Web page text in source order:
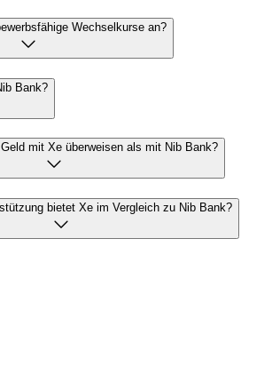
Wechselkurse an?
Bank?
mit Xe überweisen als mit Nib Bank?
bietet Xe im Vergleich zu Nib Bank?